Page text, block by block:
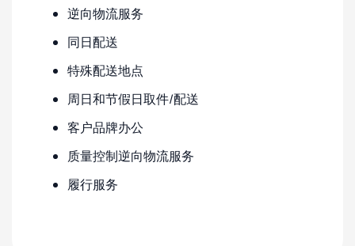
逆向物流服务
同日配送
特殊配送地点
周日和节假日取件/配送
客户品牌办公
质量控制逆向物流服务
履行服务